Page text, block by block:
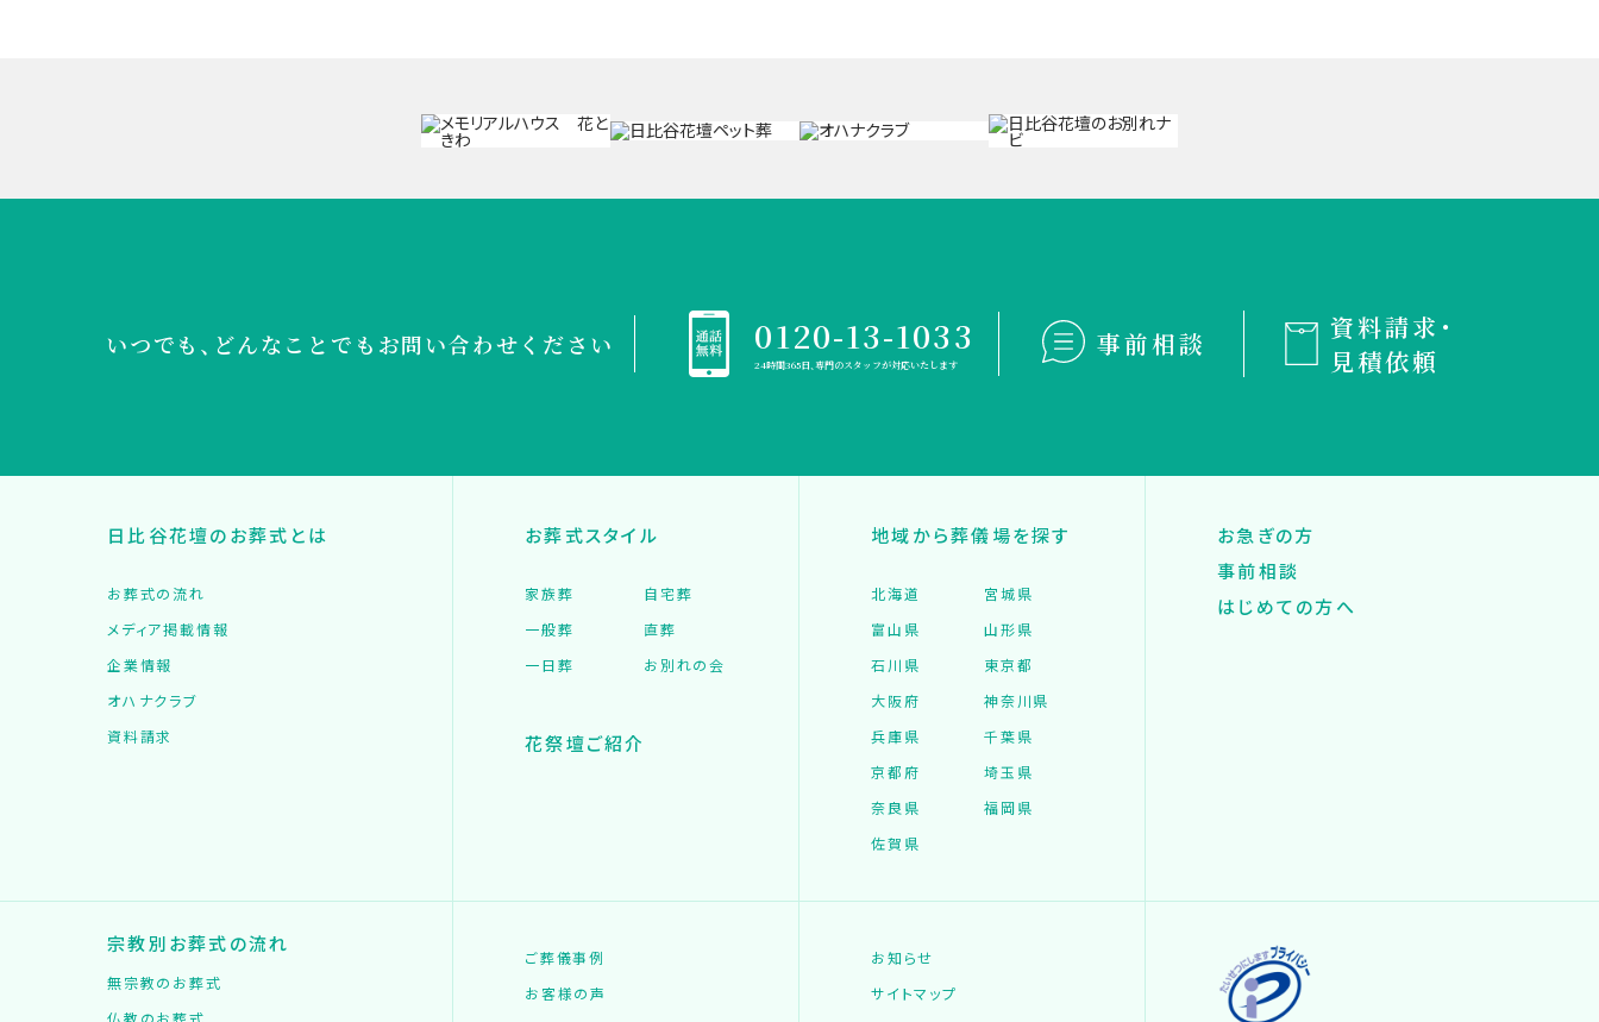
いつでも、どんなことでも お問い合わせください 0120-13-1033
24時間365日、専門のスタッフが対応いたします
事前相談
資料請求・
見積依頼
日比谷花壇のお葬式とは
お葬式の流れ
メディア掲載情報
企業情報
オハナクラブ
資料請求
お葬式スタイル
家族葬
自宅葬
一般葬
直葬
一日葬
お別れの会
花祭壇ご紹介
地域から葬儀場を探す
北海道
宮城県
富山県
山形県
石川県
東京都
大阪府
神奈川県
兵庫県
千葉県
京都府
埼玉県
奈良県
福岡県
佐賀県
お急ぎの方
事前相談
はじめての方へ
宗教別お葬式の流れ
無宗教のお葬式
仏教のお葬式
ご葬儀事例
お客様の声
お知らせ
サイトマップ